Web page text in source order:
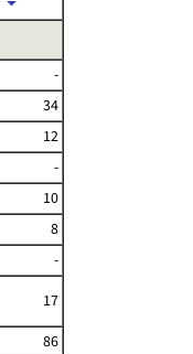
-
34
12
-
10
8
-
17
86